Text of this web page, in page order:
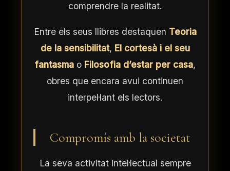
comprendre la realitat.
Entre els seus llibres destaquen Teoria
de la sensibilitat, El cortesà i el seu
fantasma o Filosofia d’estar per casa,
obres que encara avui continuen
interpel·lant els lectors.
Compromís amb la societat
La seva activitat intel·lectual sempre